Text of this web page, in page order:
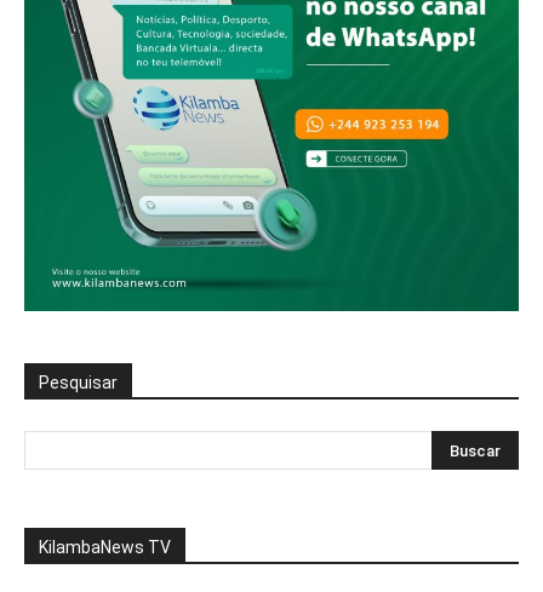
Pesquisar
KilambaNews TV